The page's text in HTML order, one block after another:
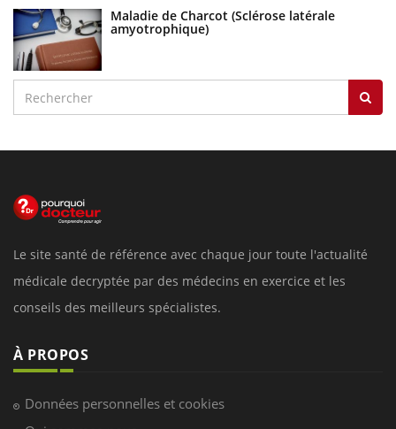
Maladie de Charcot (Sclérose latérale
amyotrophique)
Le site santé de référence avec chaque jour toute l'actualité
médicale decryptée par des médecins en exercice et les
conseils des meilleurs spécialistes.
À PROPOS
Données personnelles et cookies